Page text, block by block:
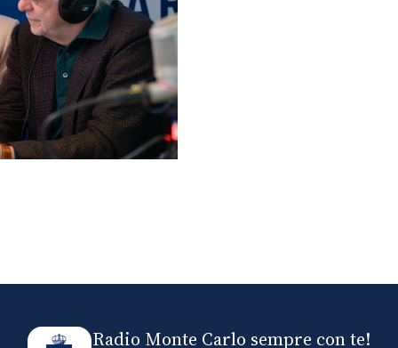
Radio Monte Carlo sempre con te!